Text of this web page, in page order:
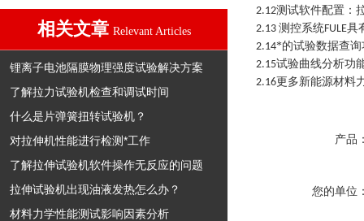
相关文章 Relevant Articles
锂离子电池隔膜物理强度试验解决方案
了解拉力试验机检查和调试时间
什么是片弹簧扭转试验机？
对拉伸机性能进行检测*工作
了解拉伸试验机软件操作无反应的问题
拉伸试验机出现油液发热怎么办？
材料力学性能测试影响因素分析
2.12测试软件配置：
2.13 测控系统FULE具
2.14*的试验数据查
2.15试验曲线分析功
2.16更多新能源材料
产品
您的单位